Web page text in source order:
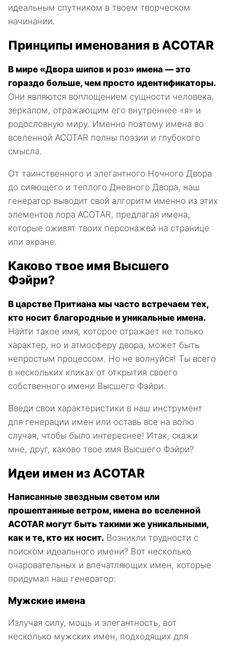
идеальным спутником в твоем творческом
начинании.
Принципы именования в ACOTAR
В мире «Двора шипов и роз» имена — это
гораздо больше, чем просто идентификаторы.
Они являются воплощением сущности человека,
зеркалом, отражающим его внутреннее «я» и
родословную миру. Именно поэтому имена во
вселенной ACOTAR полны поэзии и глубокого
смысла.
От таинственного и элегантного Ночного Двора
до сияющего и теплого Дневного Двора, наш
генератор выводит свой алгоритм именно из этих
элементов лора ACOTAR, предлагая имена,
которые оживят твоих персонажей на странице
или экране.
Каково твое имя Высшего
Фэйри?
В царстве Притиана мы часто встречаем тех,
кто носит благородные и уникальные имена.
Найти такое имя, которое отражает не только
характер, но и атмосферу двора, может быть
непростым процессом. Но не волнуйся! Ты всего
в нескольких кликах от открытия своего
собственного имени Высшего Фэйри.
Введи свои характеристики в наш инструмент
для генерации имен или оставь все на волю
случая, чтобы было интереснее! Итак, скажи
мне, друг, каково твое имя Высшего Фэйри?
Идеи имен из ACOTAR
Написанные звездным светом или
прошептанные ветром, имена во вселенной
ACOTAR могут быть такими же уникальными,
как и те, кто их носит. Возникли трудности с
поиском идеального имени? Вот несколько
очаровательных и впечатляющих имен, которые
придумал наш генератор:
Мужские имена
Излучая силу, мощь и элегантность, вот
несколько мужских имен, подходящих для